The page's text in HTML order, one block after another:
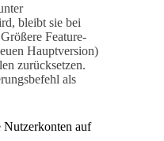
bleibt sie bei
Feature-
Hauptversion)
zurücksetzen.
als
auf